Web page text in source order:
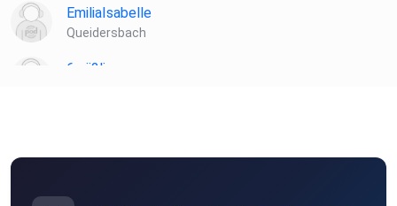
EmiliaIsabelle
Queidersbach
6zrii2li